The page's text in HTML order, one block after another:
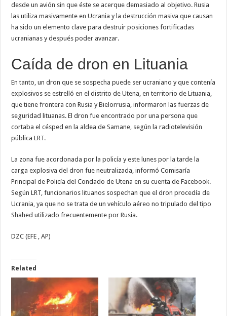
desde un avión sin que éste se acerque demasiado al objetivo. Rusia
las utiliza masivamente en Ucrania y la destrucción masiva que causan
ha sido un elemento clave para destruir posiciones fortificadas
ucranianas y después poder avanzar.
Caída de dron en Lituania
En tanto, un dron que se sospecha puede ser ucraniano y que contenía
explosivos se estrelló en el distrito de Utena, en territorio de Lituania,
que tiene frontera con Rusia y Bielorrusia, informaron las fuerzas de
seguridad lituanas. El dron fue encontrado por una persona que
cortaba el césped en la aldea de Samane, según la radiotelevisión
pública LRT.
La zona fue acordonada por la policía y este lunes por la tarde la
carga explosiva del dron fue neutralizada, informó Comisaría
Principal de Policía del Condado de Utena en su cuenta de Facebook.
Según LRT, funcionarios lituanos sospechan que el dron procedía de
Ucrania, ya que no se trata de un vehículo aéreo no tripulado del tipo
Shahed utilizado frecuentemente por Rusia.
DZC (EFE , AP)
Related